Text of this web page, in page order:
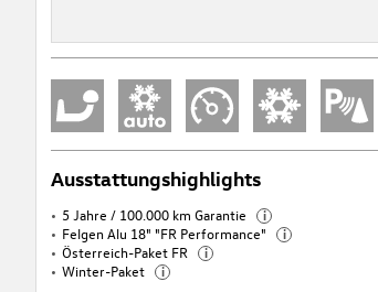
Ausstattungshighlights
5 Jahre / 100.000 km Garantie i
Felgen Alu 18" "FR Performance" i
Österreich-Paket FR i
Winter-Paket i